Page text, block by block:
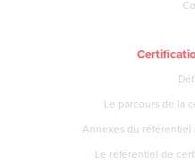
Le parcours de la
Annexes du
Le référentiel de